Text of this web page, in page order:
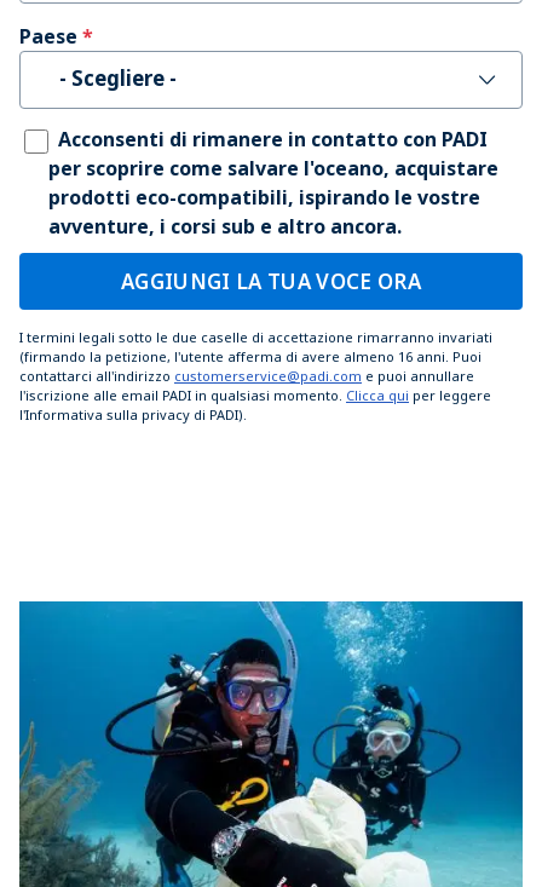
Paese
- Scegliere -
Acconsenti di rimanere in contatto con PADI
per scoprire come salvare l'oceano, acquistare
prodotti eco-compatibili, ispirando le vostre
avventure, i corsi sub e altro ancora.
AGGIUNGI LA TUA VOCE ORA
I termini legali sotto le due caselle di accettazione rimarranno invariati
(firmando la petizione, l'utente afferma di avere almeno 16 anni. Puoi
contattarci all'indirizzo customerservice@padi.com e puoi annullare
l'iscrizione alle email PADI in qualsiasi momento. Clicca qui per leggere
l'Informativa sulla privacy di PADI).